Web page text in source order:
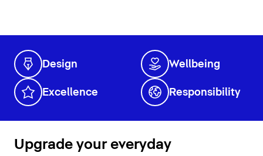
Design Wellbeing
Excellence Responsibility
Upgrade your everyday